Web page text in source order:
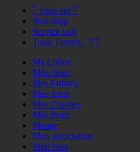
7 jours sur 7
Non-Stop
Service tard
Toute l'année, 7j/7
Ma Chérie
Mon Jules
Mes Enfants
Mes Amis
Mes Copines
Mes Potes
Mamie
Mon association
Mon boss